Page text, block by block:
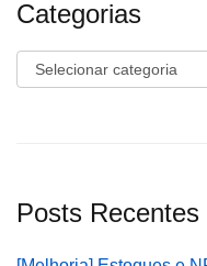
Categorias
Categorias
Posts Recentes